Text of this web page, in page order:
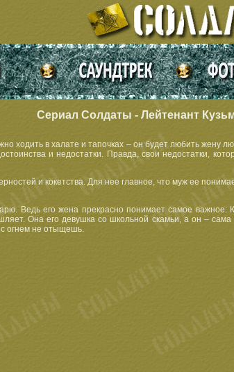
Сериал Солдаты - Лейтенант
ходить в халате и тапочках – он будет любить жену
и недостатки. Правда, свои недостатки,
и кокетства. Для нее главное, что муж ее
Ведь его жена прекрасно понимает самое важное:
Она его девушка со школьной скамьи, а он – сама
огнем не отыщешь.